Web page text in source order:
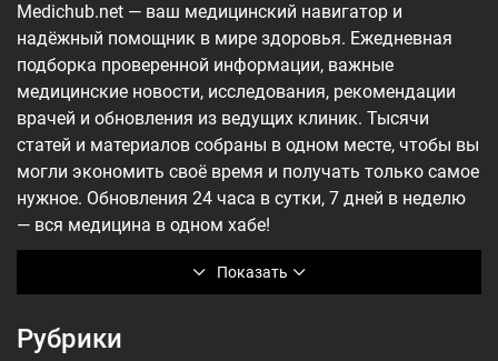
Показать
Medichub.net — ваш медицинский навигатор и
надёжный помощник в мире здоровья. Ежедневная
подборка проверенной информации, важные
медицинские новости, исследования, рекомендации
врачей и обновления из ведущих клиник. Тысячи
статей и материалов собраны в одном месте, чтобы вы
могли экономить своё время и получать только самое
нужное. Обновления 24 часа в сутки, 7 дней в неделю
— вся медицина в одном хабе!
Рубрики